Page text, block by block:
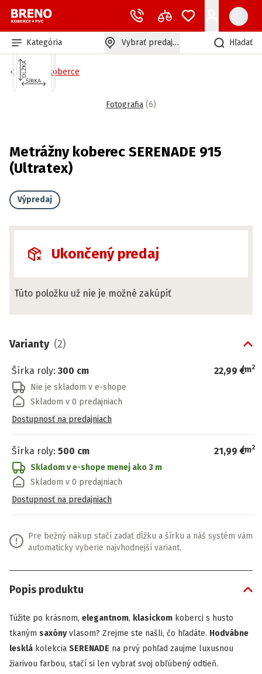
Kategória Vybrať predajňu Hľadať
Bytové koberce
Fotografia (6)
Metrážny koberec SERENADE 915
(Ultratex)
Výpredaj
Ukončený predaj
Túto položku už nie je možné zakúpiť
Varianty (2)
Šírka roly: 300 cm 22,99 €
/m2
Nie je skladom v e-shope
Skladom v 0 predajniach
Dostupnosť na predajniach
Šírka roly: 500 cm 21,99 €
/m2
Skladom v e-shope menej ako 3 m
Skladom v 0 predajniach
Dostupnosť na predajniach
Pre bežný nákup stačí zadať dĺžku a šírku a náš systém vám
automaticky vyberie najvhodnejší variant.
Popis produktu
Túžite po krásnom, elegantnom, klasickom koberci s husto
tkaným saxónyvlasom? Zrejme ste našli, čo hľadáte. Hodvábne
lesklá kolekcia SERENADE na prvý pohľad zaujme luxusnou
žiarivou farbou, stačí si len vybrať svoj obľúbený odtieň.